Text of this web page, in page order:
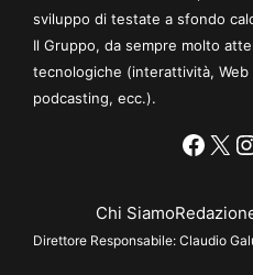
sviluppo di testate a sfondo
Il Gruppo, da sempre molto
tecnologiche (interattività,
podcasting, ecc.).
X
Chi Siamo
Direttore Responsabile: Claudio